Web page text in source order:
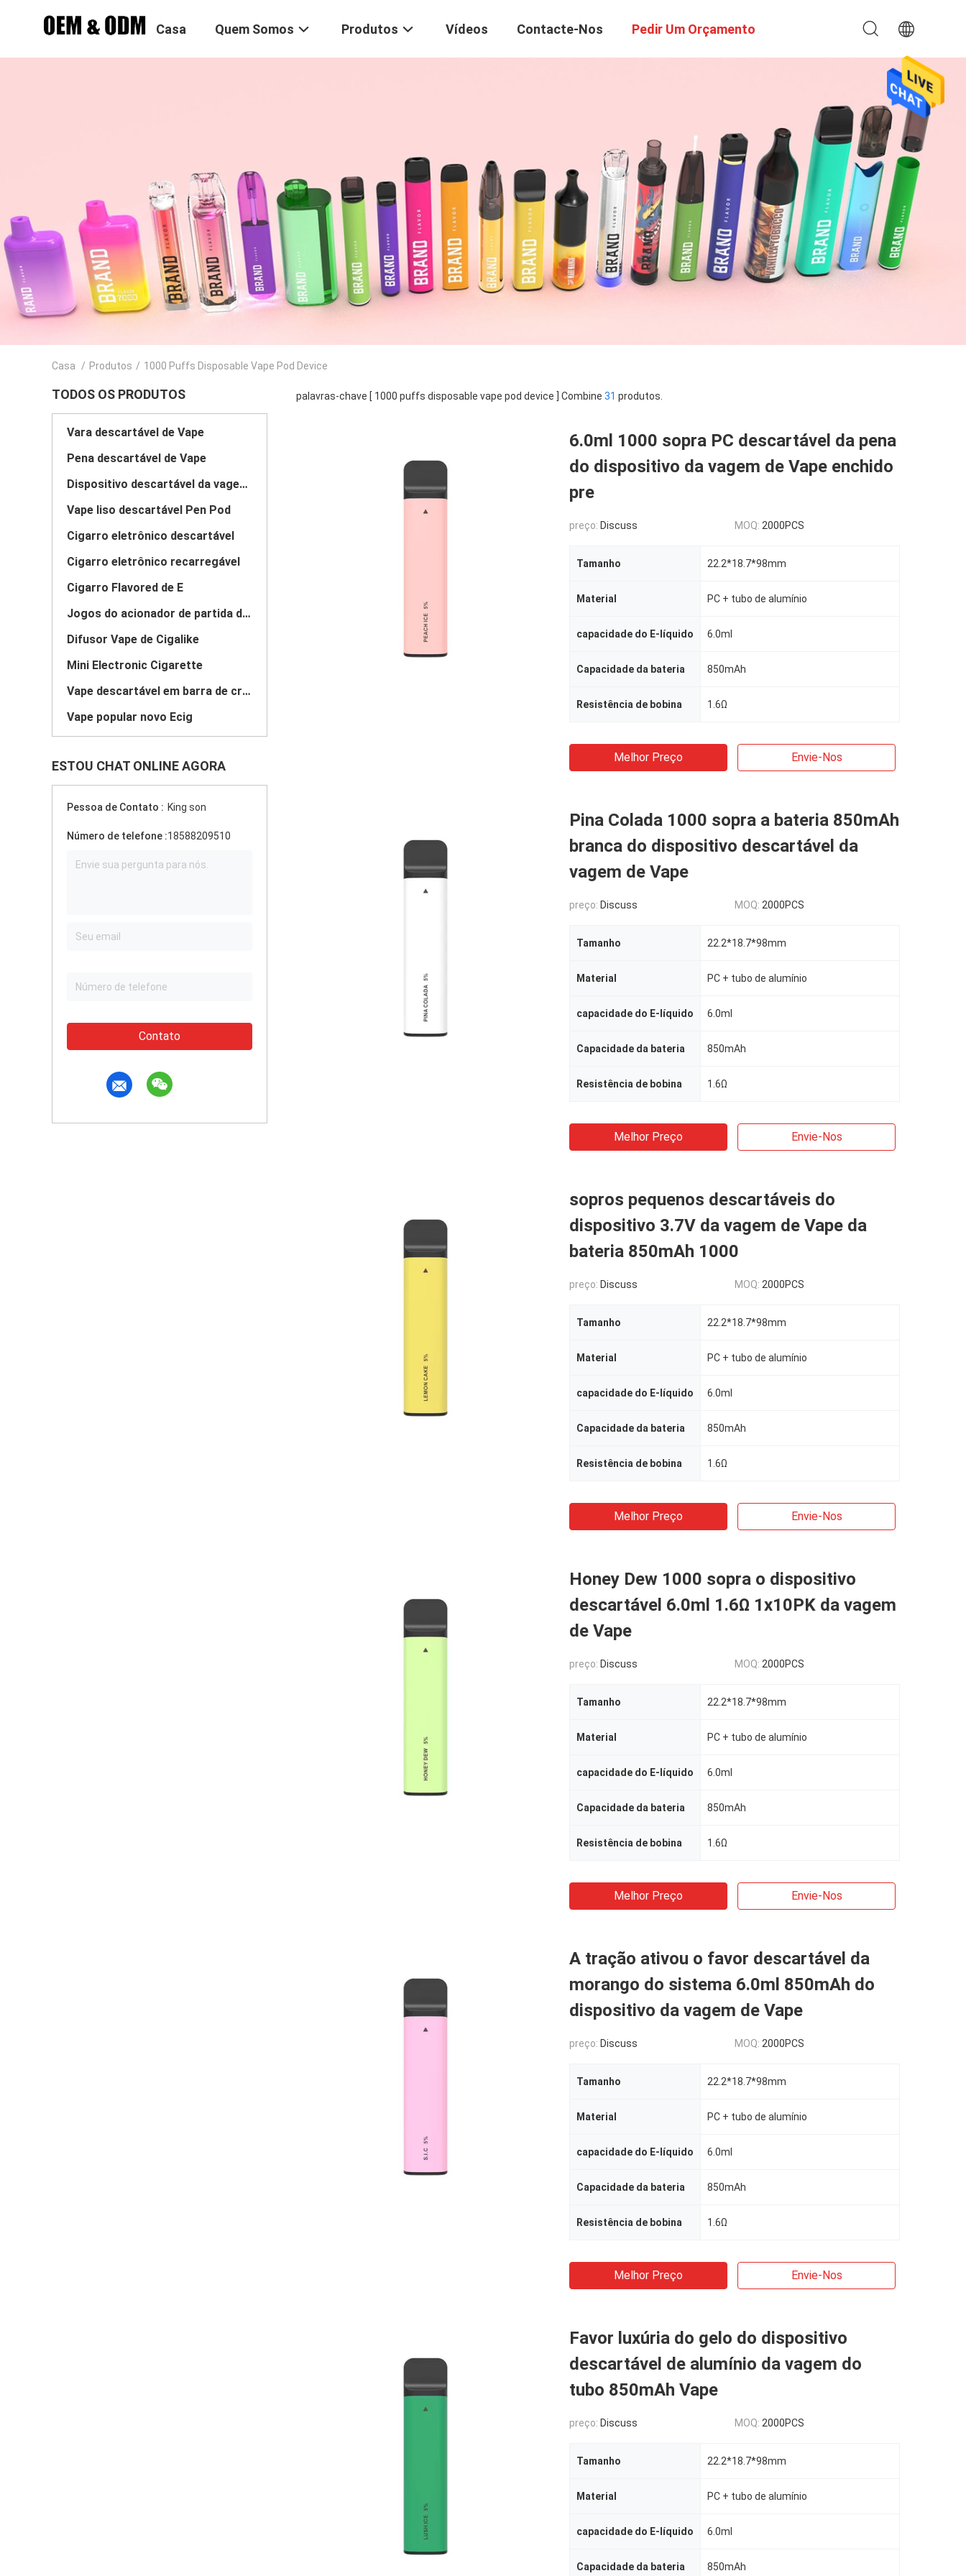
Casa Quem Somos Produtos Vídeos Contacte-Nos Pedir Um Orçamento
Casa / Produtos / 1000 Puffs Disposable Vape Pod Device
TODOS OS PRODUTOS
Vara descartável de Vape
Pena descartável de Vape
Dispositivo descartável da vagem de Vape
Vape liso descartável Pen Pod
Cigarro eletrônico descartável
Cigarro eletrônico recarregável
Cigarro Flavored de E
Jogos do acionador de partida do sistema da vagem
Difusor Vape de Cigalike
Mini Electronic Cigarette
Vape descartável em barra de cristal
Vape popular novo Ecig
ESTOU CHAT ONLINE AGORA
Pessoa de Contato : King son
Número de telefone :18588209510
Contato
palavras-chave [ 1000 puffs disposable vape pod device ] Combine 31 produtos.
6.0ml 1000 sopra PC descartável da pena
do dispositivo da vagem de Vape enchido
pre
preço: Discuss MOQ: 2000PCS
Tamanho 22.2*18.7*98mm
Material PC + tubo de alumínio
capacidade do E-líquido 6.0ml
Capacidade da bateria 850mAh
Resistência de bobina 1.6Ω
Melhor Preço Envie-Nos
Pina Colada 1000 sopra a bateria 850mAh
branca do dispositivo descartável da
vagem de Vape
preço: Discuss MOQ: 2000PCS
Tamanho 22.2*18.7*98mm
Material PC + tubo de alumínio
capacidade do E-líquido 6.0ml
Capacidade da bateria 850mAh
Resistência de bobina 1.6Ω
Melhor Preço Envie-Nos
sopros pequenos descartáveis do
dispositivo 3.7V da vagem de Vape da
bateria 850mAh 1000
preço: Discuss MOQ: 2000PCS
Tamanho 22.2*18.7*98mm
Material PC + tubo de alumínio
capacidade do E-líquido 6.0ml
Capacidade da bateria 850mAh
Resistência de bobina 1.6Ω
Melhor Preço Envie-Nos
Honey Dew 1000 sopra o dispositivo
descartável 6.0ml 1.6Ω 1x10PK da vagem
de Vape
preço: Discuss MOQ: 2000PCS
Tamanho 22.2*18.7*98mm
Material PC + tubo de alumínio
capacidade do E-líquido 6.0ml
Capacidade da bateria 850mAh
Resistência de bobina 1.6Ω
Melhor Preço Envie-Nos
A tração ativou o favor descartável da
morango do sistema 6.0ml 850mAh do
dispositivo da vagem de Vape
preço: Discuss MOQ: 2000PCS
Tamanho 22.2*18.7*98mm
Material PC + tubo de alumínio
capacidade do E-líquido 6.0ml
Capacidade da bateria 850mAh
Resistência de bobina 1.6Ω
Melhor Preço Envie-Nos
Favor luxúria do gelo do dispositivo
descartável de alumínio da vagem do
tubo 850mAh Vape
preço: Discuss MOQ: 2000PCS
Tamanho 22.2*18.7*98mm
Material PC + tubo de alumínio
capacidade do E-líquido 6.0ml
Capacidade da bateria 850mAh